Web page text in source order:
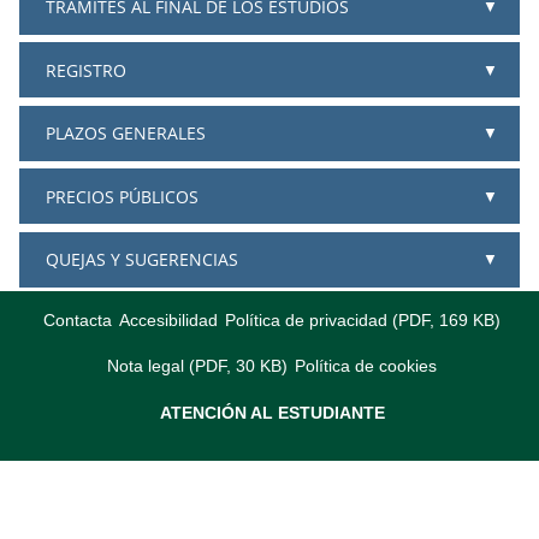
TRÁMITES AL FINAL DE LOS ESTUDIOS
REGISTRO
PLAZOS GENERALES
PRECIOS PÚBLICOS
QUEJAS Y SUGERENCIAS
Contacta Accesibilidad Política de privacidad (PDF, 169 KB)
Nota legal (PDF, 30 KB) Política de cookies
ATENCIÓN AL ESTUDIANTE